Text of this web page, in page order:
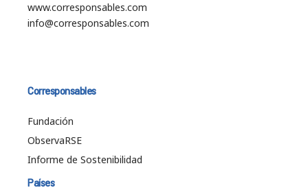
www.corresponsables.com
info@corresponsables.com
Corresponsables
Fundación
ObservaRSE
Informe de Sostenibilidad
Países